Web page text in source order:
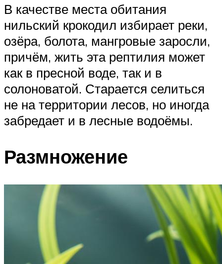
В качестве места обитания
нильский крокодил избирает реки,
озёра, болота, мангровые заросли,
причём, жить эта рептилия может
как в пресной воде, так и в
солоноватой. Старается селиться
не на территории лесов, но иногда
забредает и в лесные водоёмы.
Размножение